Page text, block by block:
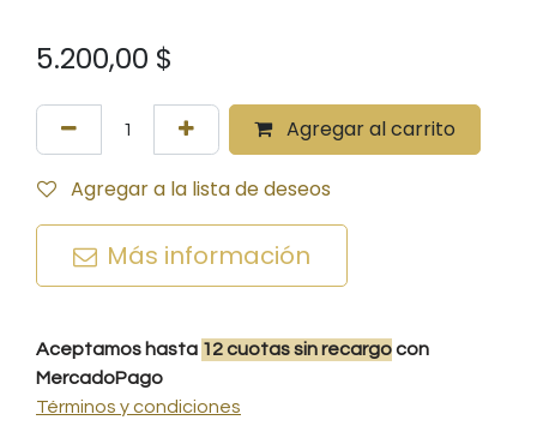
5.200,00 $
Agregar al carrito
Agregar a la lista de deseos
Más información
Aceptamos hasta 12cuotassin recargocon
MercadoPago
Términos y condiciones